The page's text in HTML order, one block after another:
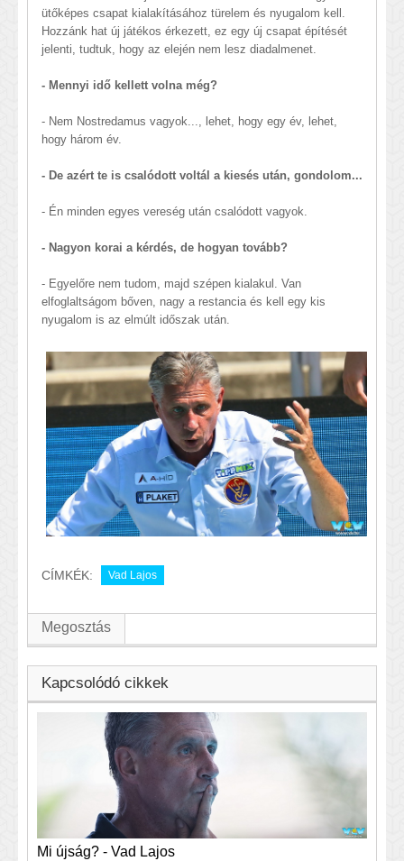
ütőképes csapat kialakításához türelem és nyugalom kell.
Hozzánk hat új játékos érkezett, ez egy új csapat építését
jelenti, tudtuk, hogy az elején nem lesz diadalmenet.
- Mennyi idő kellett volna még?
- Nem Nostredamus vagyok..., lehet, hogy egy év, lehet,
hogy három év.
- De azért te is csalódott voltál a kiesés után, gondolom...
- Én minden egyes vereség után csalódott vagyok.
- Nagyon korai a kérdés, de hogyan tovább?
- Egyelőre nem tudom, majd szépen kialakul. Van
elfoglaltságom bőven, nagy a restancia és kell egy kis
nyugalom is az elmúlt időszak után.
CÍMKÉK: Vad Lajos
Megosztás
Kapcsolódó cikkek
Mi újság? - Vad Lajos